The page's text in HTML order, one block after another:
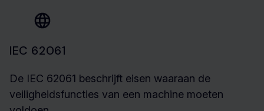
IEC 62061
De IEC 62061 beschrijft eisen waaraan de
veiligheidsfuncties van een machine moeten